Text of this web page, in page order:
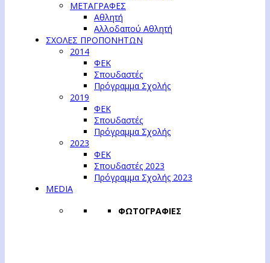
ΜΕΤΑΓΡΑΦΕΣ
Αθλητή
Αλλοδαπού Αθλητή
ΣΧΟΛΕΣ ΠΡΟΠΟΝΗΤΩΝ
2014
ΦΕΚ
Σπουδαστές
Πρόγραμμα Σχολής
2019
ΦΕΚ
Σπουδαστές
Πρόγραμμα Σχολής
2023
ΦΕΚ
Σπουδαστές 2023
Πρόγραμμα Σχολής 2023
MEDIA
ΦΩΤΟΓΡΑΦΙΕΣ